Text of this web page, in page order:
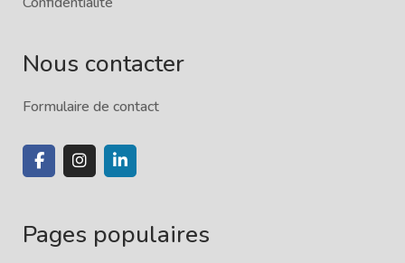
Nous contacter
Formulaire de contact
Pages populaires